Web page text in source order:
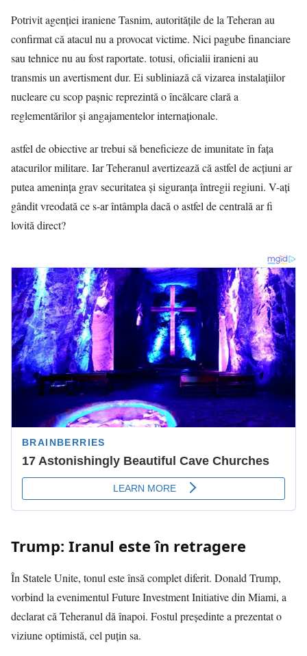
Potrivit agenției iraniene Tasnim, autoritățile de la Teheran au
confirmat că atacul nu a provocat victime. Nici pagube financiare
sau tehnice nu au fost raportate. totusi, oficialii iranieni au
transmis un avertisment dur. Ei subliniază că vizarea instalațiilor
nucleare cu scop pașnic reprezintă o încălcare clară a
reglementărilor și angajamentelor internaționale.
astfel de obiective ar trebui să beneficieze de imunitate în fața
atacurilor militare. Iar Teheranul avertizează că astfel de acțiuni ar
putea amenința grav securitatea și siguranța întregii regiuni. V-ați
gândit vreodată ce s-ar întâmpla dacă o astfel de centrală ar fi
lovită direct?
Trump: Iranul este în retragere
În Statele Unite, tonul este însă complet diferit. Donald Trump,
vorbind la evenimentul Future Investment Initiative din Miami, a
declarat că Teheranul dă înapoi. Fostul președinte a prezentat o
viziune optimistă, cel puțin sa.